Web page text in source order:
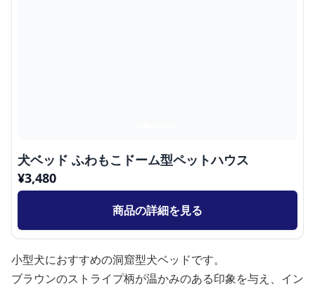
犬ベッド ふわもこドーム型ペットハウス
¥3,480
商品の詳細を見る
小型犬におすすめの洞窟型犬ベッドです。
ブラウンのストライプ柄が温かみのある印象を与え、イン